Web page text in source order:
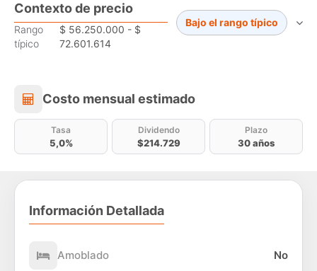
Contexto de precio
Rango
típico
$ 56.250.000 - $
72.601.614
Bajo el rango típico
Costo mensual estimado
Costo mensual estimado
Tasa
5,0%
Dividendo
$214.729
Plazo
30 años
Información Detallada
Amoblado No